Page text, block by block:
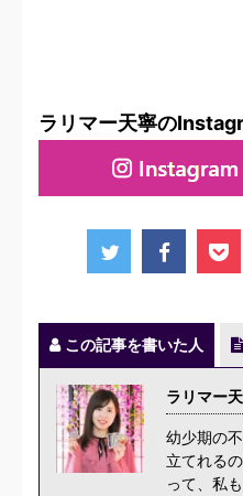
ラリマー天寧の
この記事を書いた人
ラリマー
幼少期の
立てれる
って、私